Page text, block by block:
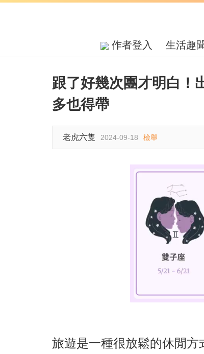
作者登入 生活趣
跟了好幾次團才明白！
多也得帶
老虎六隻 2024-09-18 檢舉
旅遊是一種很放鬆的休閒